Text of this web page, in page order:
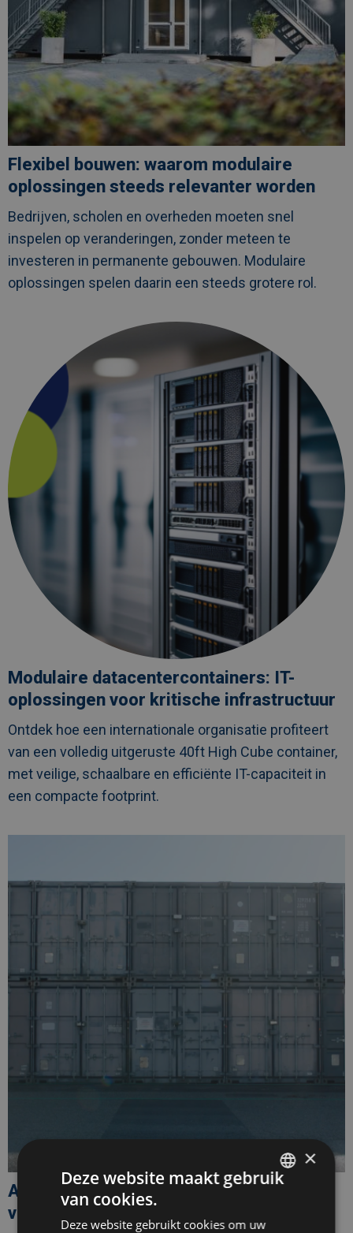
Flexibel bouwen: waarom modulaire
oplossingen steeds relevanter worden
Bedrijven, scholen en overheden moeten snel
inspelen op veranderingen, zonder meteen te
investeren in permanente gebouwen. Modulaire
oplossingen spelen daarin een steeds grotere rol.
Modulaire datacentercontainers: IT-
oplossingen voor kritische infrastructuur
Ontdek hoe een internationale organisatie profiteert
van een volledig uitgeruste 40ft High Cube container,
met veilige, schaalbare en efficiënte IT-capaciteit in
een compacte footprint.
datacentercontainers:
oplossingen
kritische
infrastructuur
Algeco Benelux is een officiële partner
van World Engineering Day 2026
is
een
partner
World
Engineering
2026
×
Deze website maakt gebruik
van cookies.
Deze website gebruikt cookies om uw